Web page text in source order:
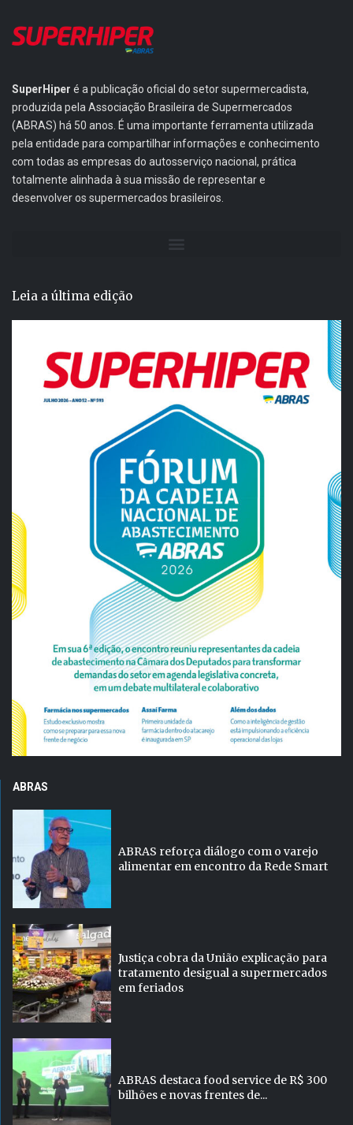
SuperHiper é a publicação oficial do setor supermercadista,
produzida pela Associação Brasileira de Supermercados
(ABRAS) há 50 anos. É uma importante ferramenta utilizada
pela entidade para compartilhar informações e conhecimento
com todas as empresas do autosserviço nacional, prática
totalmente alinhada à sua missão de representar e
desenvolver os supermercados brasileiros.
Leia a última edição
ABRAS
ABRAS reforça diálogo com o varejo
alimentar em encontro da Rede Smart
Justiça cobra da União explicação para
tratamento desigual a supermercados
em feriados
ABRAS destaca food service de R$ 300
bilhões e novas frentes de...